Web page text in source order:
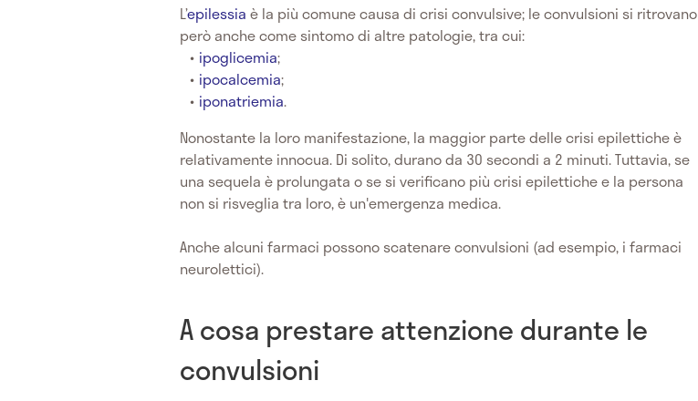
L’epilessia è la più comune causa di crisi convulsive; le convulsioni si ritrovano
però anche come sintomo di altre patologie, tra cui:
ipoglicemia;
ipocalcemia;
iponatriemia.
Nonostante la loro manifestazione, la maggior parte delle crisi epilettiche è
relativamente innocua. Di solito, durano da 30 secondi a 2 minuti. Tuttavia, se
una sequela è prolungata o se si verificano più crisi epilettiche e la persona
non si risveglia tra loro, è un'emergenza medica.
Anche alcuni farmaci possono scatenare convulsioni (ad esempio, i farmaci
neurolettici).
A cosa prestare attenzione durante le
convulsioni